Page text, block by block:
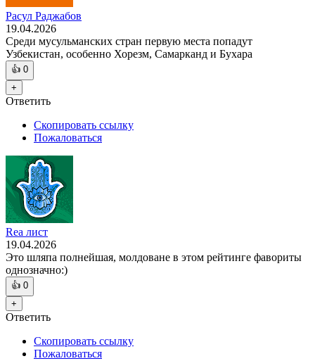
Расул Раджабов
19.04.2026
Среди мусульманских стран первую места попадут
Узбекистан, особенно Хорезм, Самарканд и Бухара
👍 0
+
Ответить
Скопировать ссылку
Пожаловаться
Rea лист
19.04.2026
Это шляпа полнейшая, молдоване в этом рейтинге фавориты
однозначно:)
👍 0
+
Ответить
Скопировать ссылку
Пожаловаться